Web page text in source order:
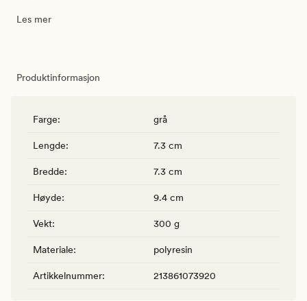
Les mer
Produktinformasjon
Farge: grå
Lengde: 7.3 cm
Bredde: 7.3 cm
Høyde: 9.4 cm
Vekt: 300 g
Materiale: polyresin
Artikkelnummer: 213861073920